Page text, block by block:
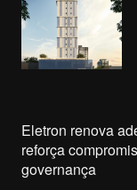
Eletron renova
reforça
governança